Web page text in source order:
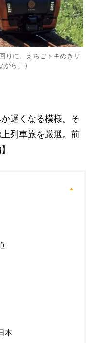
りに、えちごトキめきリ
ら」）
遅くなる模様。そ
列車旅を厳選。前
本